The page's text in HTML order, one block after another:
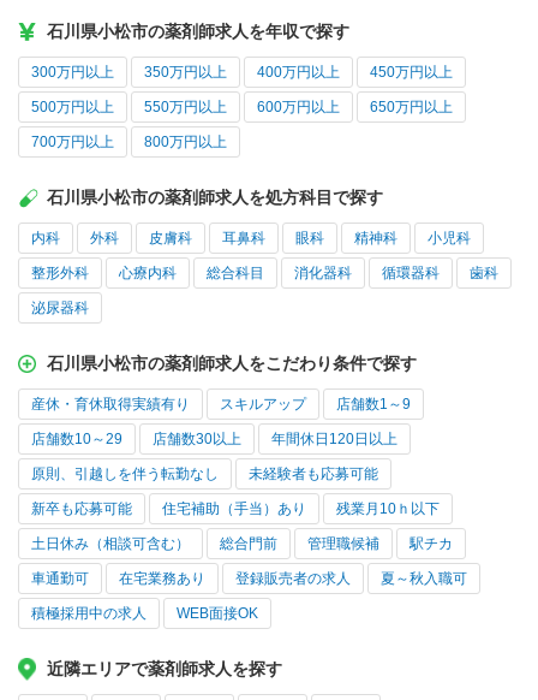
石川県小松市の薬剤師求人を年収で探す
300万円以上 350万円以上 400万円以上 450万円以上
500万円以上 550万円以上 600万円以上 650万円以上
700万円以上 800万円以上
石川県小松市の薬剤師求人を処方科目で探す
内科 外科 皮膚科 耳鼻科 眼科 精神科 小児科
整形外科 心療内科 総合科目 消化器科 循環器科 歯科
泌尿器科
石川県小松市の薬剤師求人をこだわり条件で探す
産休・育休取得実績有り スキルアップ 店舗数1～9
店舗数10～29 店舗数30以上 年間休日120日以上
原則、引越しを伴う転勤なし 未経験者も応募可能
新卒も応募可能 住宅補助（手当）あり 残業月10ｈ以下
土日休み（相談可含む） 総合門前 管理職候補 駅チカ
車通勤可 在宅業務あり 登録販売者の求人 夏～秋入職可
積極採用中の求人 WEB面接OK
近隣エリアで薬剤師求人を探す